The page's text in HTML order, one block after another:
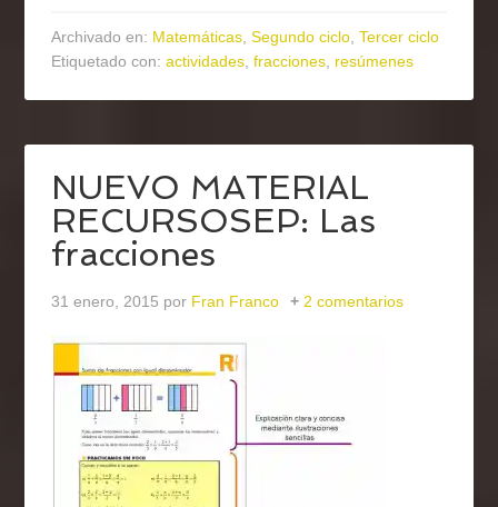
Archivado en: Matemáticas,Segundo ciclo,Tercer ciclo
Etiquetado con:actividades,fracciones, resúmenes
NUEVO MATERIAL
RECURSOSEP: Las
fracciones
31 enero, 2015 por Fran Franco 2 comentarios